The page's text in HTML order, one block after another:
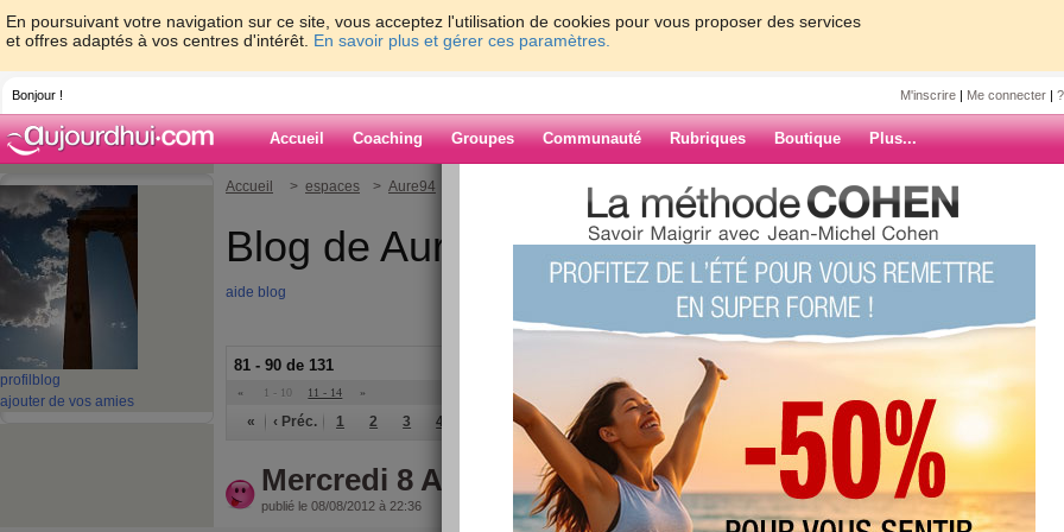
En poursuivant votre navigation sur ce site, vous acceptez l'utilisation de cookies pour vous proposer des services
et offres adaptés à vos centres d'intérêt. En savoir plus et gérer ces paramètres.
Bonjour ! M'inscrire | Me connecter |
Accueil Coaching Groupes Communauté Rubriques Boutique Plus...
profil blog
ajouter de vos amies
Accueil > espaces > Aure94
Blog de Aure94
aide blog
81 - 90 de 131
« 1 - 10 11 - 14 »
« ‹ Préc. 1 2 3 4 7 8 9 10 Suiv. ›
Mercredi 8 Aout
publié le 08/08/2012 à 22:36 ARCHIVES